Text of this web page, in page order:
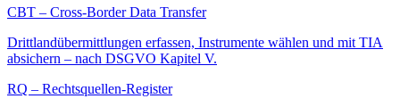
CBT – Cross-Border Data Transfer
Drittlandübermittlungen erfassen, Instrumente wählen und mit TIA
absichern – nach DSGVO Kapitel V.
RQ – Rechtsquellen-Register